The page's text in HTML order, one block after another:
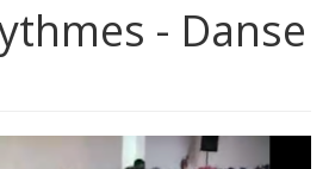
- Danse